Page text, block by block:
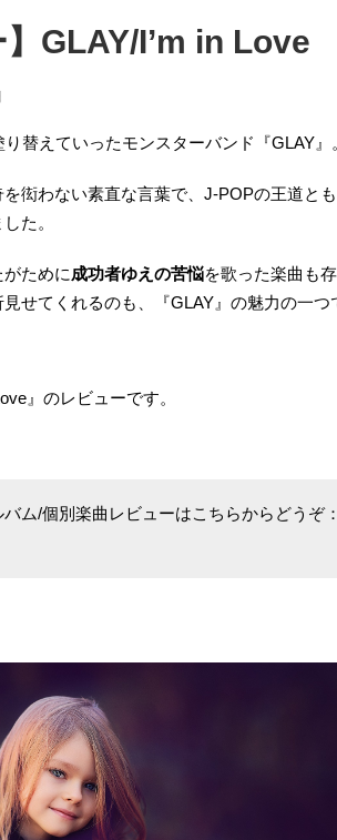
】GLAY/I’m in Love
替えていったモンスターバンド『GLAY』
衒わない素直な言葉で、J-POPの王道と
た。
ために成功者ゆえの苦悩を歌った楽曲も
せてくれるのも、『GLAY』の魅力の一つ
』のレビューです。
ム/個別楽曲レビューはこちらからどうぞ：